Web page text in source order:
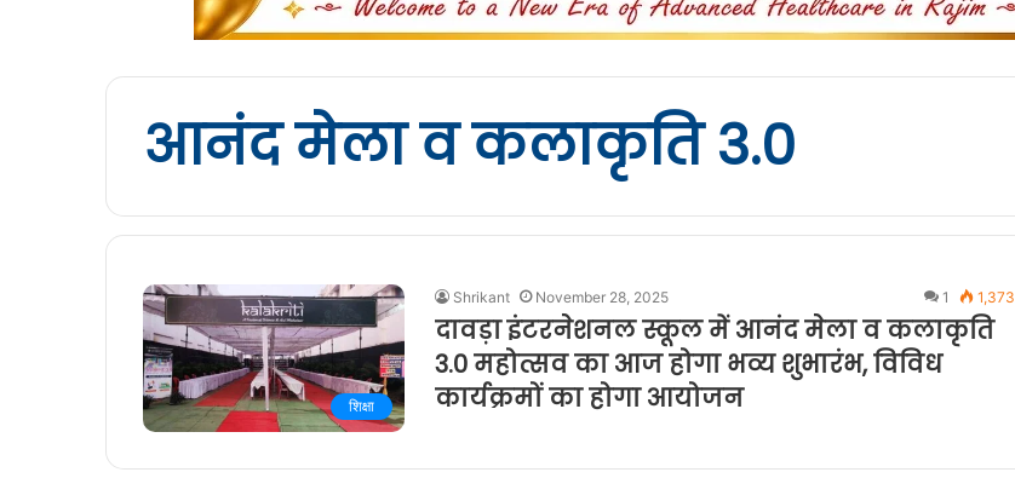
आनंद मेला व कलाकृति 3.0
शिक्षा
Shrikant November 28, 2025 1 1,373
दावड़ा इंटरनेशनल स्कूल में आनंद मेला व कलाकृति
3.0 महोत्सव का आज होगा भव्य शुभारंभ, विविध
कार्यक्रमों का होगा आयोजन